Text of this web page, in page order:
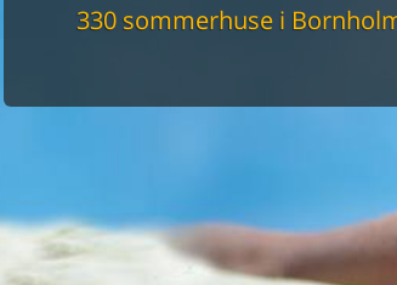
elbil
330 sommerhuse i